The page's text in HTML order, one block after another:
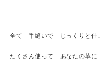
全て 手縫いで じっくりと仕
たくさん使って あなたの革